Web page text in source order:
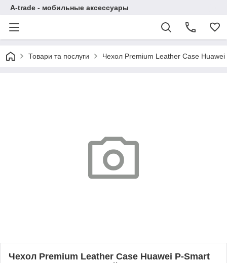
A-trade - мобильные аксессуары
Товари та послуги Чехол Premium Leather Case
Чехол Premium Leather Case Huawei P-Smart